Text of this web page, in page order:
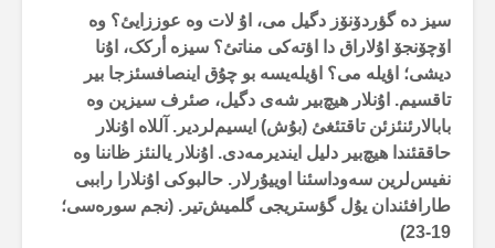
سیز دە گؤردۆنۆز دگیل می، اۇ لات وە عوززایئ؟ وە
اۆچۆنجۆ اۇلاراق دا اؤتەکی مناتئ؟ سیزە أرکک، اۇنا
دیشی؛ اؤیلە می؟ اؤیلەیسە بو چۇق اینصافسئزجا بیر
تاقسیم. اۇنلار هیچ‌بیر شەی دگیل، صئرف سیزین وە
بابالارئنئزئن تاقتئغئ (بۇش) ایسیم‌لردیر. آللاە اۇنلار
حاققئندا هیچ‌بیر دلیل ایندیرمەدی. اۇنلار یالنئز ظاننا وە
نفیس‌لرین سەوداسئنا اوییۇرلار. حالبوکی اۇنلارا راببی
طارافئندان یۇل گؤستریجی گلمیش‌تیر. (نجم سورەسی؛
19-23
)